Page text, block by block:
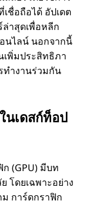
ชื่อถือได้ อัปเดต
าสุดเพื่อหลีก
นไลน์ นอกจากนี้
พิ่มประสิทธิภา
ทํางานร่วมกัน
นเดสก์ท็อป
(GPU) มีบท
โดยเฉพาะอย่าง
การ์ดกราฟิก